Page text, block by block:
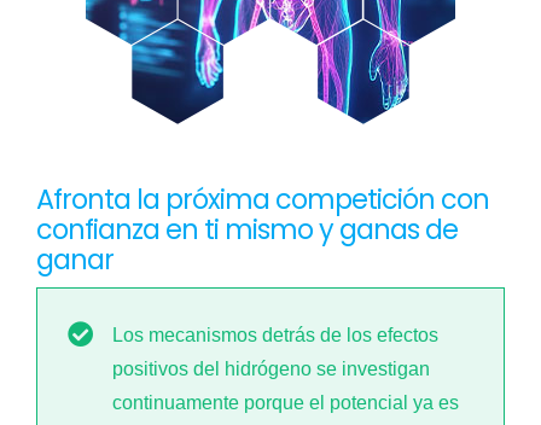
Afronta la próxima competición con
confianza en ti mismo y ganas de
ganar
Los mecanismos detrás de los efectos
positivos del hidrógeno se investigan
continuamente porque el potencial ya es